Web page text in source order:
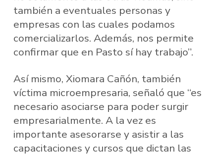
también a eventuales personas y
empresas con las cuales podamos
comercializarlos. Además, nos permite
confirmar que en Pasto sí hay trabajo”.
Así mismo, Xiomara Cañón, también
víctima microempresaria, señaló que “es
necesario asociarse para poder surgir
empresarialmente. A la vez es
importante asesorarse y asistir a las
capacitaciones y cursos que dictan las